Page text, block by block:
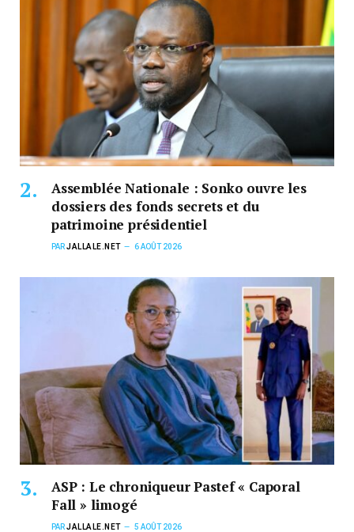
Assemblée Nationale : Sonko ouvre les
dossiers des fonds secrets et du
patrimoine présidentiel
PARJALLALE.NET 6 AOÛT 2026
ASP : Le chroniqueur Pastef « Caporal
Fall » limogé
PARJALLALE.NET 5 AOÛT 2026